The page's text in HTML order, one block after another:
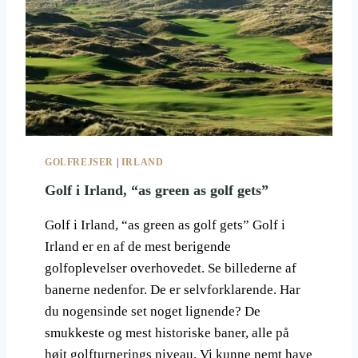
F
C
L
U
B
-
B
A
I
N
S
:
D
N
T
M
A
T
V
E
F
GOLFREJSER IRLAND
Golf i Irland, “as green as golf gets”
Golf i Irland, “as green as golf gets” Golf i
Irland er en af de mest berigende
golfoplevelser overhovedet. Se billederne af
banerne nedenfor. De er selvforklarende. Har
du nogensinde set noget lignende? De
smukkeste og mest historiske baner, alle på
højt golfturnerings niveau. Vi kunne nemt have